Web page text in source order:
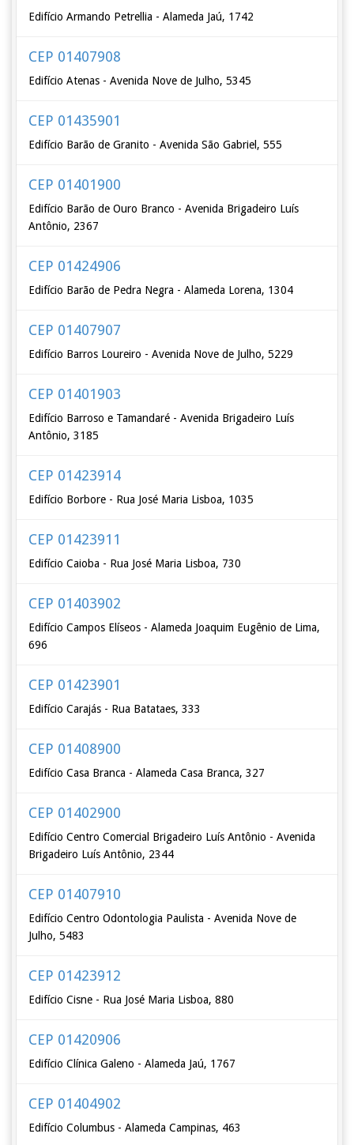
Edifício Armando Petrellia - Alameda Jaú, 1742
CEP 01407908
Edifício Atenas - Avenida Nove de Julho, 5345
CEP 01435901
Edifício Barão de Granito - Avenida São Gabriel, 555
CEP 01401900
Edifício Barão de Ouro Branco - Avenida Brigadeiro Luís
Antônio, 2367
CEP 01424906
Edifício Barão de Pedra Negra - Alameda Lorena, 1304
CEP 01407907
Edifício Barros Loureiro - Avenida Nove de Julho, 5229
CEP 01401903
Edifício Barroso e Tamandaré - Avenida Brigadeiro Luís
Antônio, 3185
CEP 01423914
Edifício Borbore - Rua José Maria Lisboa, 1035
CEP 01423911
Edifício Caioba - Rua José Maria Lisboa, 730
CEP 01403902
Edifício Campos Elíseos - Alameda Joaquim Eugênio de Lima,
696
CEP 01423901
Edifício Carajás - Rua Batataes, 333
CEP 01408900
Edifício Casa Branca - Alameda Casa Branca, 327
CEP 01402900
Edifício Centro Comercial Brigadeiro Luís Antônio - Avenida
Brigadeiro Luís Antônio, 2344
CEP 01407910
Edifício Centro Odontologia Paulista - Avenida Nove de
Julho, 5483
CEP 01423912
Edifício Cisne - Rua José Maria Lisboa, 880
CEP 01420906
Edifício Clínica Galeno - Alameda Jaú, 1767
CEP 01404902
Edifício Columbus - Alameda Campinas, 463